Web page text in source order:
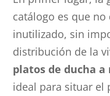
catálogo es que
inutilizado, sin
distribución de la
platos de ducha a
ideal para situar el